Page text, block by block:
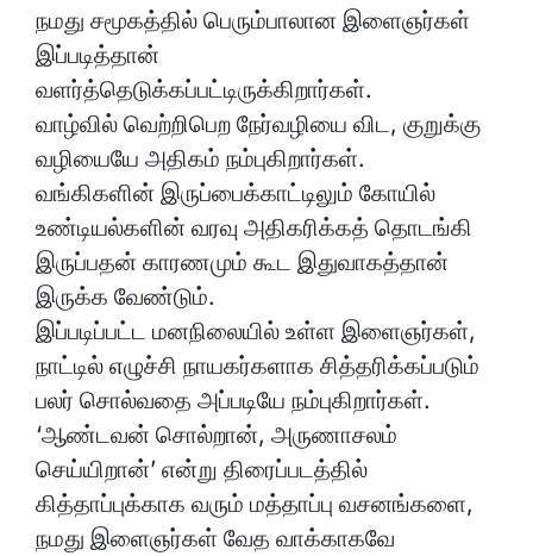
நமது சமூகத்தில் பெரும்பாலான இளைஞர்கள்
இப்படித்தான்
வளர்த்தெடுக்கப்பட்டிருக்கிறார்கள்.
வாழ்வில் வெற்றிபெற நேர்வழியை விட, குறுக்கு
வழியையே அதிகம் நம்புகிறார்கள்.
வங்கிகளின் இருப்பைக்காட்டிலும் கோயில்
உண்டியல்களின் வரவு அதிகரிக்கத் தொடங்கி
இருப்பதன் காரணமும் கூட இதுவாகத்தான்
இருக்க வேண்டும்.
இப்படிப்பட்ட மனநிலையில் உள்ள இளைஞர்கள்,
நாட்டில் எழுச்சி நாயகர்களாக சித்தரிக்கப்படும்
பலர் சொல்வதை அப்படியே நம்புகிறார்கள்.
‘ஆண்டவன் சொல்றான், அருணாசலம்
செய்யிறான்’ என்று திரைப்படத்தில்
கித்தாப்புக்காக வரும் மத்தாப்பு வசனங்களை,
நமது இளைஞர்கள் வேத வாக்காகவே